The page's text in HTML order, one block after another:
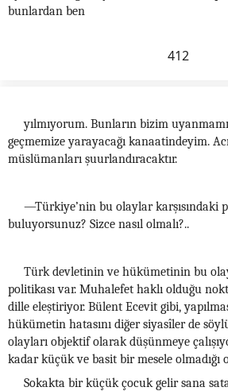
bunlardan ben
412
yılmıyorum. Bunların bizim
geçmemize yarayacağı kanaatindeyim.
müslümanları şuurlandıracaktır.
—Türkiye’nin bu olaylar karşısındaki
buluyorsunuz? Sizce nasıl olmalı?..
Türk devletinin ve hükümetinin bu
politikası var. Muhalefet haklı olduğu
dille eleştiriyor. Bülent Ecevit gibi,
hükümetin hatasını diğer siyasîler de
olayları objektif olarak düşünmeye
kadar küçük ve basit bir mesele olmadığı
Sokakta bir küçük çocuk gelir sana